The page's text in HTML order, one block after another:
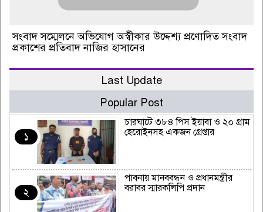
সংবাদ সম্মেলনে অভিযোগ অস্বীকার উদ্দেশ্য প্রণোদিত সংবাদ
প্রকাশের প্রতিবাদ নাজির হাসানের
Last Update
Popular Post
১
চারঘাটে ৩৮৪ পিস ইয়াবা ও ২০ গ্রাম
হেরোইনসহ একজন গ্রেপ্তার
২
পাবনায় মানববন্ধন ও প্রধানমন্ত্রীর
বরাবর স্মারকলিপি প্রদান